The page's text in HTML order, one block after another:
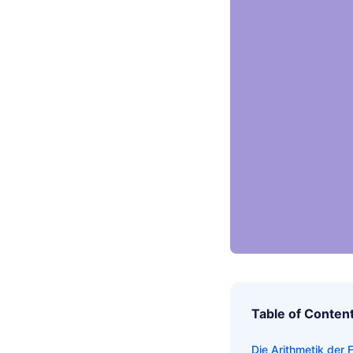
Table of
Die Arithmetik der